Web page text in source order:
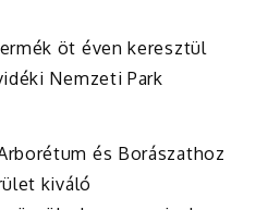
öt éven keresztül
Nemzeti Park
és Borászathoz
kiváló